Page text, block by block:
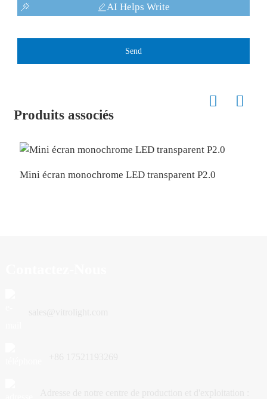
AI Helps Write
Send
Produits associés
Mini écran monochrome LED transparent P2.0